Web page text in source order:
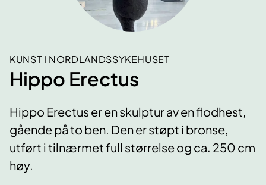
KUNST I NORDLANDSSYKEHUSET
Hippo Erectus
Hippo Erectus er en skulptur av en flodhest,
gående på to ben. Den er støpt i bronse,
utført i tilnærmet full størrelse og ca. 250 cm
høy.